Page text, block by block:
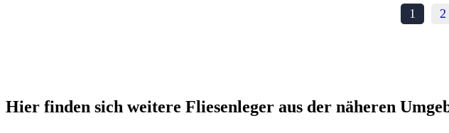
1 2
Hier finden sich weitere Fliesenleger aus der näheren